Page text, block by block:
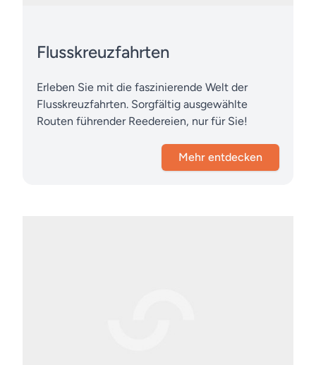
Flusskreuzfahrten
Erleben Sie mit die faszinierende Welt der
Flusskreuzfahrten. Sorgfältig ausgewählte
Routen führender Reedereien, nur für Sie!
Mehr entdecken